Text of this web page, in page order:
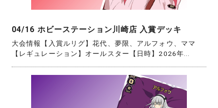
04/16 ホビーステーション川崎店 入賞デッキ
大会情報【入賞ルリグ】花代、夢限、アルフォウ、ママ
【レギュレーション】オールスター【日時】2026年...